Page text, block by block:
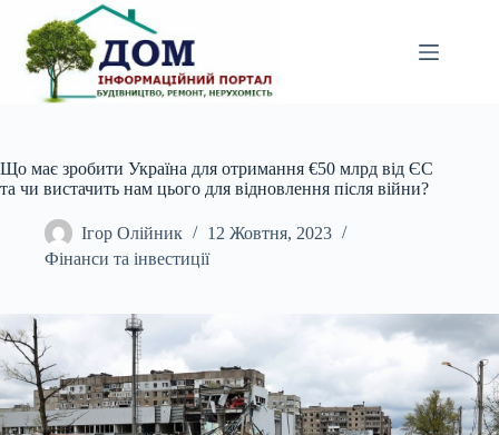
вмісту
Що має зробити Україна для отримання €50 млрд від ЄС
та чи вистачить нам цього для відновлення після війни?
Ігор Олійник
12 Жовтня, 2023
Фінанси та інвестиції